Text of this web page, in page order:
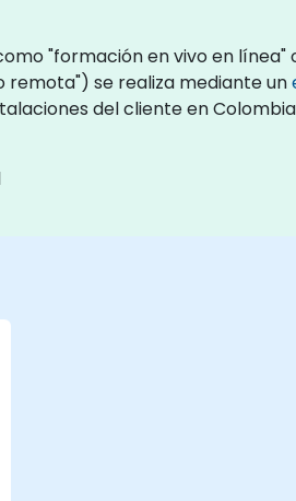
"formación en vivo en
se realiza mediante un
del cliente en